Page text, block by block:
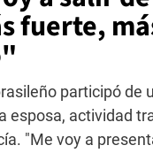
fuerte,
participó de
esposa, actividad
"Me voy a